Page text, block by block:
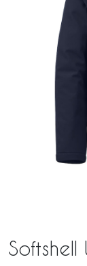
Softshell